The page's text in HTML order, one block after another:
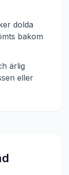
dolda
bakom
ärlig
eller